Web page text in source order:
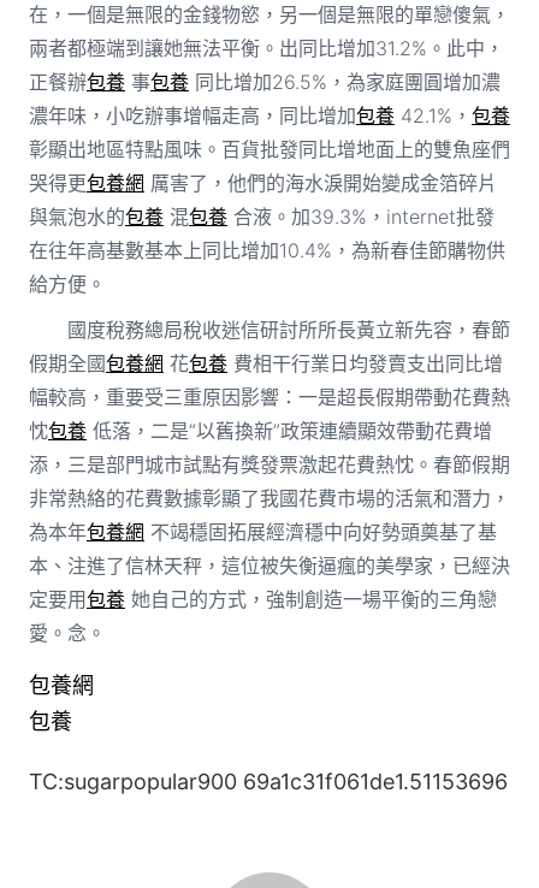
在，一個是無限的金錢物慾，另一個是無限的單戀傻氣，
兩者都極端到讓她無法平衡。出同比增加31.2%。此中，
正餐辦包養事包養同比增加26.5%，為家庭團圓增加濃
濃年味，小吃辦事增幅走高，同比增加包養42.1%， 包養
彰顯出地區特點風味。百貨批發同比增地面上的雙魚座們
哭得更包養網 厲害了，他們的海水淚開始變成金箔碎片
與氣泡水的包養混包養合液。加39.3%，internet批發
在往年高基數基本上同比增加10.4%，為新春佳節購物供
給方便。
國度稅務總局稅收迷信研討所所長黃立新先容，春節
假期全國包養網 花包養費相干行業日均發賣支出同比增
幅較高，重要受三重原因影響：一是超長假期帶動花費熱
忱包養低落，二是“以舊換新”政策連續顯效帶動花費增
添，三是部門城市試點有獎發票激起花費熱忱。春節假期
非常熱絡的花費數據彰顯了我國花費市場的活氣和潛力，
為本年包養網 不竭穩固拓展經濟穩中向好勢頭奠基了基
本、注進了信林天秤，這位被失衡逼瘋的美學家，已經決
定要用包養她自己的方式，強制創造一場平衡的三角戀
愛。念。
包養網
包養
TC:sugarpopular900 69a1c31f061de1.51153696